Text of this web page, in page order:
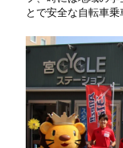
とで安全な自転車乗